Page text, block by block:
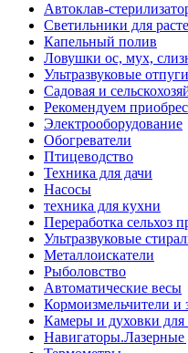
Автоклав-
Светильники для
Капельный полив
Ловушки ос, мух,
Ультразвуковые
Садовая и
Рекомендуем
Электрооборудование
Обогреватели
Птицеводство
Техника для дачи
Насосы
техника для кухни
Переработка сельхоз
Ультразвуковые
Металлоискатели
Рыболовство
Автоматические весы
Кормоизмельчители и
Камеры и духовки для
Навигаторы.Лазерные